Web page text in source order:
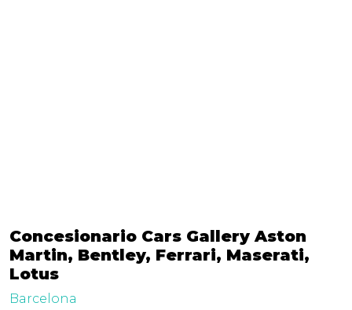
Concesionario Cars Gallery Aston
Martin, Bentley, Ferrari, Maserati,
Lotus
Barcelona